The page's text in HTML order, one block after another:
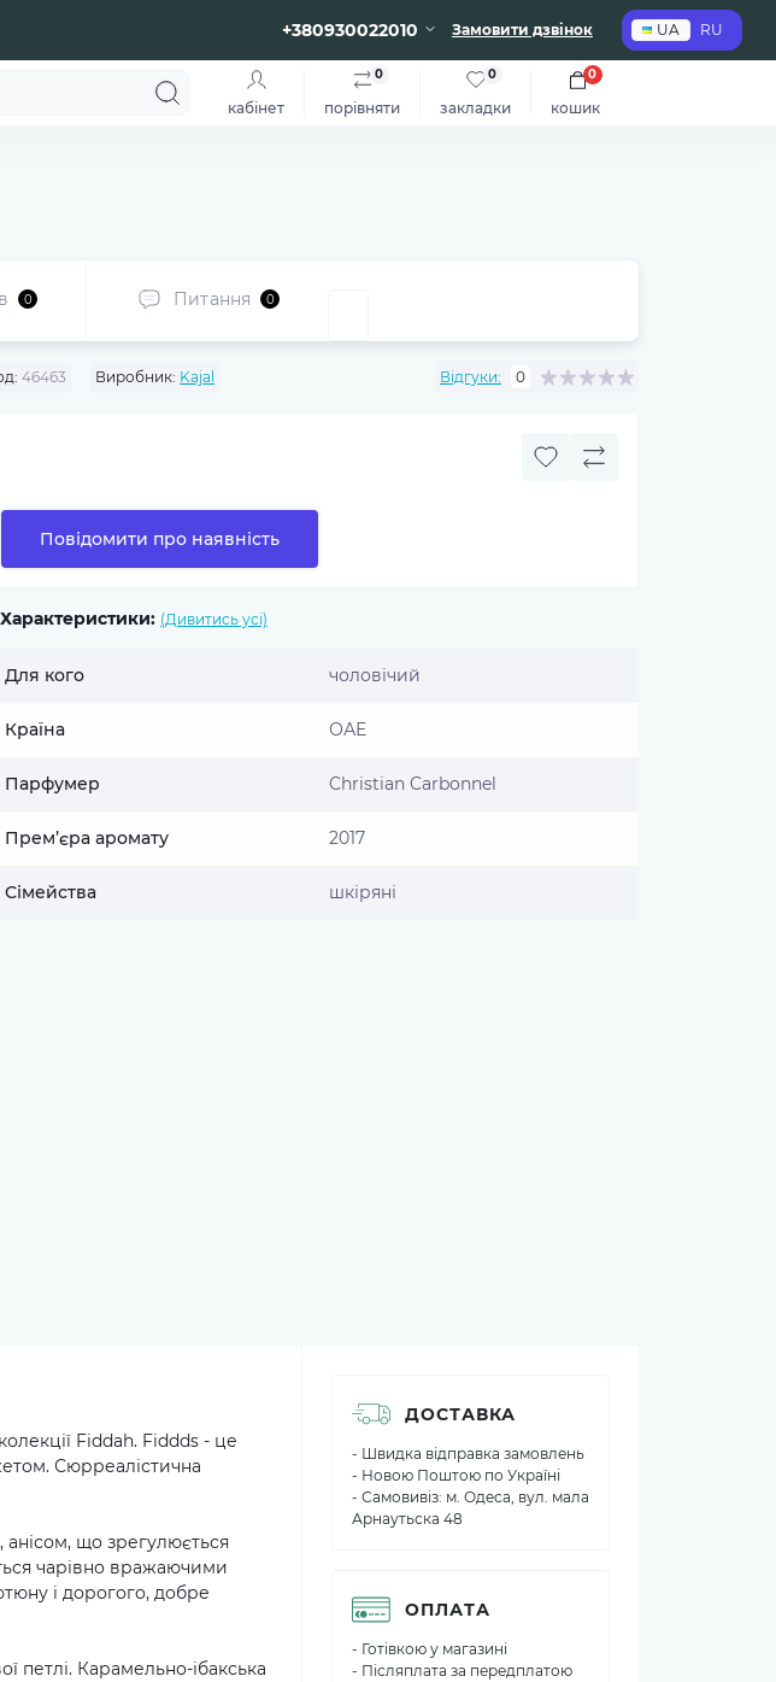
+380930022010 Замовити дзвінок UA RU
кабінет порівняти
0
закладки
0
кошик
0
0 Питання 0
46463 Виробник: Kajal Відгуки: 0
Повідомити про наявність
Характеристики: (Дивитись усі)
Для кого чоловічий
Країна ОАЕ
Парфумер Christian Carbonnel
Прем’єра аромату 2017
Сімейства шкіряні
Fiddah. Fiddds - це
Сюрреалістична
що зрегулюється
чарівно вражаючими
і дорогого, добре
петлі. Карамельно-ібакська
ДОСТАВКА
- Швидка відправка замовлень
- Новою Поштою по Україні
- Самовивіз: м. Одеса, вул. мала
Арнаутьска 48
ОПЛАТА
- Готівкою у магазині
- Післяплата за передплатою